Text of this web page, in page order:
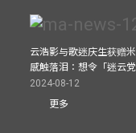
云浩影与歌迷庆生获赠
感触落泪：想令「迷云
2024-08-12
更多